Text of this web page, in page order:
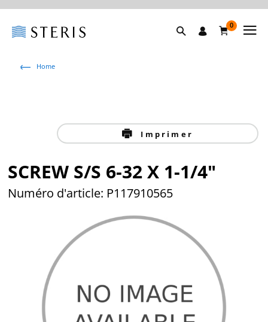
0
Home
Imprimer
SCREW S/S 6-32 X 1-1/4"
Numéro d'article: P117910565